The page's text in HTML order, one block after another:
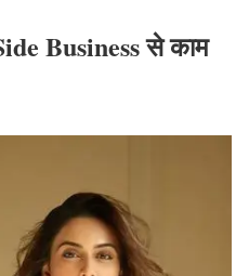
Business से काम